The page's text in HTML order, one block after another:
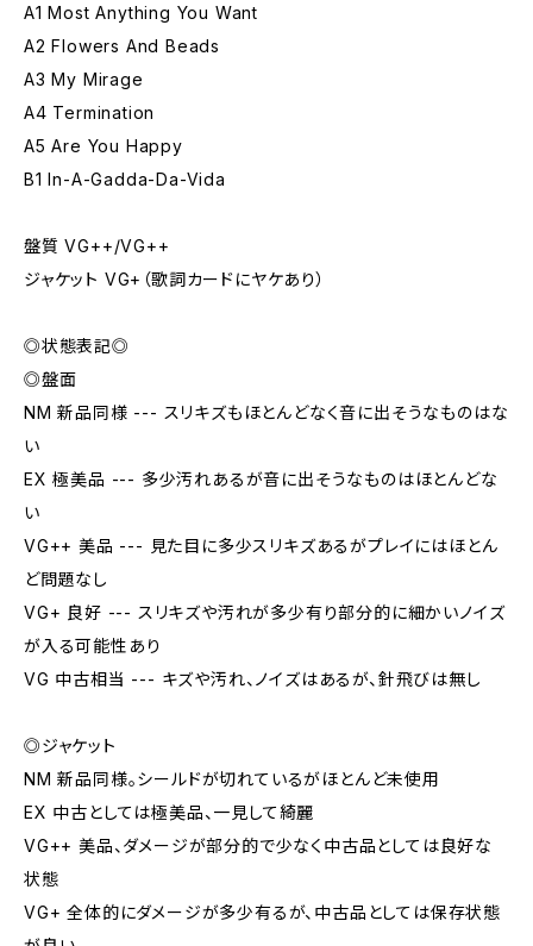
A1 Most Anything You Want
A2 Flowers And Beads
A3 My Mirage
A4 Termination
A5 Are You Happy
B1 In-A-Gadda-Da-Vida
盤質 VG++/VG++
ジャケット VG+（歌詞カードにヤケあり）
◎状態表記◎
◎盤面
NM 新品同様 --- スリキズもほとんどなく音に出そうなものはな
い
EX 極美品 --- 多少汚れあるが音に出そうなものはほとんどな
い
VG++ 美品 --- 見た目に多少スリキズあるがプレイにはほとん
ど問題なし
VG+ 良好 --- スリキズや汚れが多少有り部分的に細かいノイズ
が入る可能性あり
VG 中古相当 --- キズや汚れ、ノイズはあるが、針飛びは無し
◎ジャケット
NM 新品同様。シールドが切れているがほとんど未使用
EX 中古としては極美品、一見して綺麗
VG++ 美品、ダメージが部分的で少なく中古品としては良好な
状態
VG+ 全体的にダメージが多少有るが、中古品としては保存状態